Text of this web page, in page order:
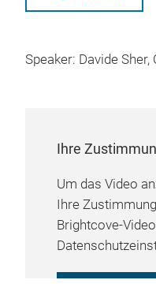
Speaker: Davide Sher,
Ihre
Um das Video
Ihre
Brightcove-